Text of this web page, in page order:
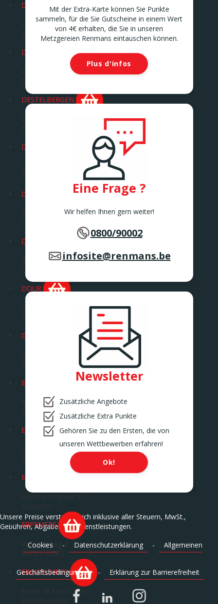
DEINZE
Hoek Kortrijksesteenweg / Katteputstraat 1
DEINZE
DENDERLEEUW 1
Kasteelstraat 17
DESTELBERGEN
Dendermondsesteenweg 263
DIEST
Leuvensesteenweg 72
DILBEEK
Ninoofsesteenweg 360 B
DINANT
Rue St. Jacques 357
DOUR
DROGENBOS
EGHEZEE
Route de la Bruyère 14
EGHEZEE
EKE
Savaanstraat 5
ENGHIEN
Pavé de Soignies 87
ERPEMERE
Industrieweg 3
ERPE – MERE
ERQUELINNES
Route de Mons 242 A
Mit der Extra-Karte können Sie Punkte
sammeln, für die Sie Gutscheine in einem Wert
von 4€ erhalten, die Sie in unseren
Metzgereien Renmans eintauschen können.
Plus d'infos
Eine Frage ?
Wir helfen Ihnen gern weiter!
0800/90002
infosite@renmans.be
Newsletter
Zusätzliche Angebote
Zusätzliche Extra Punkte
Gehören Sie zu den Ersten, die von
unseren Wettbewerben erfahren!
Ok!
Unsere Preise verstehen sich inklusive aller Steuern, MwSt.,
Gebühren, Abgaben und Dienstleistungen.
Cookies
- Datenschutzerklärung - Allgemeinen
Geschäftsbedingungen - Erklärung zur Barrierefreiheit